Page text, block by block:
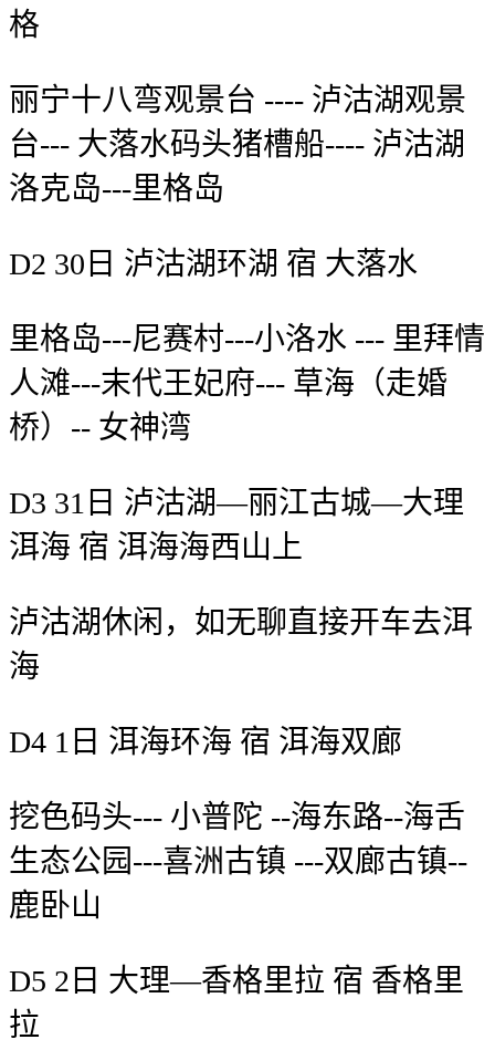
格
丽宁十八弯观景台 ---- 泸沽湖观景
台--- 大落水码头猪槽船---- 泸沽湖
洛克岛---里格岛
D2 30日 泸沽湖环湖 宿 大落水
里格岛---尼赛村---小洛水 --- 里拜情
人滩---末代王妃府--- 草海（走婚
桥）-- 女神湾
D3 31日 泸沽湖—丽江古城—大理
洱海 宿 洱海海西山上
泸沽湖休闲，如无聊直接开车去洱
海
D4 1日 洱海环海 宿 洱海双廊
挖色码头--- 小普陀 --海东路--海舌
生态公园---喜洲古镇 ---双廊古镇--
鹿卧山
D5 2日 大理—香格里拉 宿 香格里
拉